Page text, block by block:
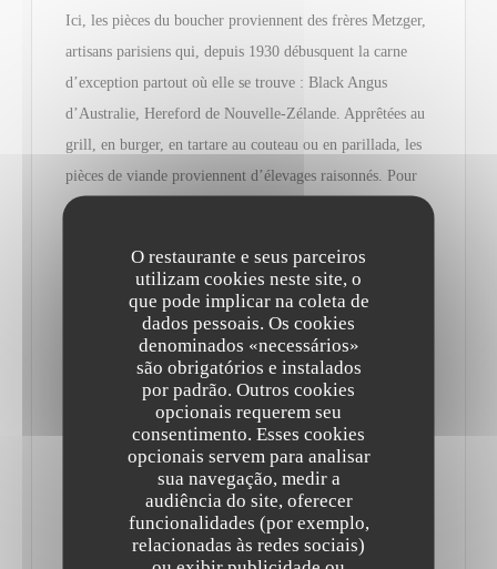
O restaurante e seus parceiros
utilizam cookies neste site, o
que pode implicar na coleta de
dados pessoais. Os cookies
denominados «necessários»
são obrigatórios e instalados
por padrão. Outros cookies
opcionais requerem seu
consentimento. Esses cookies
opcionais servem para analisar
sua navegação, medir a
audiência do site, oferecer
funcionalidades (por exemplo,
relacionadas às redes sociais)
Ici, les pièces du boucher proviennent des frères Metzger,
artisans parisiens qui, depuis 1930 débusquent la carne
d’exception partout où elle se trouve : Black Angus
d’Australie, Hereford de Nouvelle-Zélande. Apprêtées au
grill, en burger, en tartare au couteau ou en parillada, les
pièces de viande proviennent d’élevages raisonnés. Pour
escorter ces belles persillées, optez pour l’un des
profusion de sauces…
Les nouveautés ? Noire de Baltique maturée 45 jours puis
fumée au bois de hêtre ou autre magret de canard et figues
rôties, déclinaison de butternut et sauce Albufera (porto/
foie gras)… Et si vous ne concevez les vaches qu’au pré,
goûtez le risotto ou les Saint-Jacques snackées.
La formule du jour est soignée (malgré son appétence
pour la viande, le chef sait causer aux légumes et les